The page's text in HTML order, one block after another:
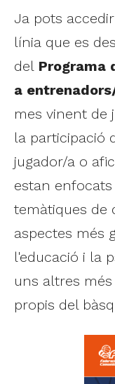
Ja pots
línia que es
del Programa
a
mes vinent de
la participació
jugador/a o
estan
temàtiques de
aspectes més
l'educació i la
uns altres
propis del